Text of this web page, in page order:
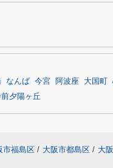
なんば 今宮 阿波座 大国町
夕陽ヶ丘
市福島区 / 大阪市都島区 / 大